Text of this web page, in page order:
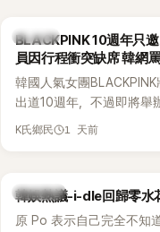
K-POP
BLACKPINK 10週年只
員因行程衝突缺席 韓網
韓國人氣女團
出道10週年，不過即將舉
Meet & Greet活動，依舊
絲熱議。
K氏鄉民 1 天前
熱議討論
韓娛熱議-i-dle回歸零水
原 Po 表示自己完全不知